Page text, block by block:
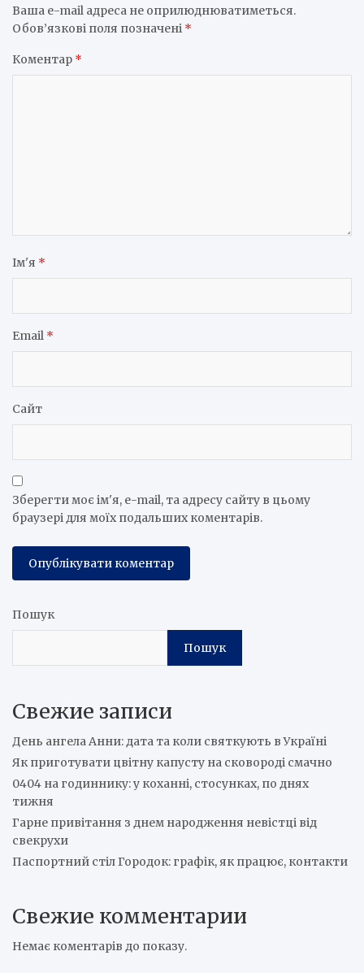
Ваша e-mail адреса не оприлюднюватиметься.
Обов’язкові поля позначені *
Коментар *
Ім'я *
Email *
Сайт
Зберегти моє ім'я, e-mail, та адресу сайту в цьому
браузері для моїх подальших коментарів.
Пошук
Пошук
Свежие записи
День ангела Анни: дата та коли святкують в Україні
Як приготувати цвітну капусту на сковороді смачно
0404 на годиннику: у коханні, стосунках, по днях
тижня
Гарне привітання з днем народження невістці від
свекрухи
Паспортний стіл Городок: графік, як працює, контакти
Свежие комментарии
Немає коментарів до показу.